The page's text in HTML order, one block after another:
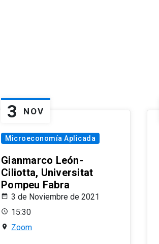
3 NOV
Microeconomía Aplicada
Gianmarco León-
Ciliotta, Universitat
Pompeu Fabra
3 de Noviembre de 2021
15:30
Zoom